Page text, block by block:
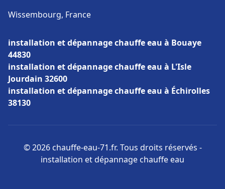
Wissembourg, France
installation et dépannage chauffe eau à Bouaye
44830
installation et dépannage chauffe eau à L'Isle
Jourdain 32600
installation et dépannage chauffe eau à Échirolles
38130
© 2026 chauffe-eau-71.fr. Tous droits réservés -
installation et dépannage chauffe eau